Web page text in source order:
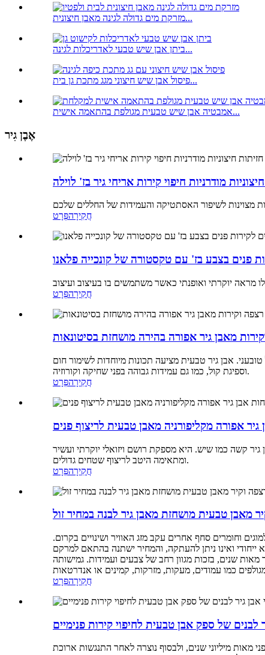
מזרקת מים גדולה לגינה מאבן חיצונית...
ביתן אבן שיש טבעי לאדריכלות לגינה...
פיסול אבן שיש חיצוני מגג מתכת גן בית...
אמבטיה אבן שיש טבעית מגולפת בהתאמה אישית...
אֶבֶן גִיר
מודרניות חיפוי קירות אריחי גיר בז' לוילה
חֲקִירָהפְּרָט
פנים בצבע בז' עם טקסטורה של קונכייה פלאנו
חֲקִירָהפְּרָט
מאבן גיר אפורה בהירה מושחזת בסיטונאות
טובעני. אבן גיר טבעית מציעה תכונות מיוחדות לשימור חום
וספיגת קול, כמו גם עמידות גבוהה בפני שחיקה וקורוזיה.
חֲקִירָהפְּרָט
גיר אפורה מקליפורניה מאבן טבעית לריצוף פנים
גיר קשה כמו שיש. היא מספקת רושם ויזואלי יוקרתי ועשיר
ומתאימה היטב לריצוף שטחים גדולים.
חֲקִירָהפְּרָט
מאבן טבעית מושחזת מאבן גיר לבנה במחיר זול
וחומרים סחף אחרים עקב מזג האוויר ושינויים בקרום.
מאות שנים, בזכות מגוון רחב של צבעים ועמידות. גמישותה
חֲקִירָהפְּרָט
לבנים של ספק אבן טבעית לחיפוי קירות פנימיים
מאות מיליוני שנים, ולבסוף נוצרה לאחר התנגשות ארוכת